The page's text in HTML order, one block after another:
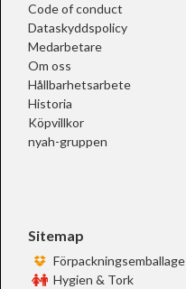
Code of conduct
Dataskyddspolicy
Medarbetare
Om oss
Hållbarhetsarbete
Historia
Köpvillkor
nyah-gruppen
Sitemap
Förpackningsemballage
Hygien & Tork